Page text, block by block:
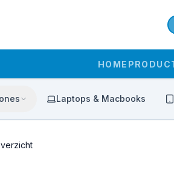
HOME
Laptops & Macbooks